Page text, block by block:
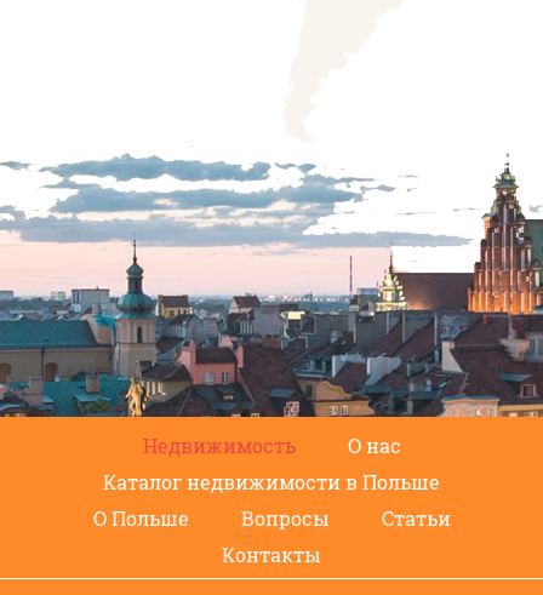
Недвижимость
О нас
Каталог недвижимости в Польше
О Польше
Вопросы
Статьи
Контакты